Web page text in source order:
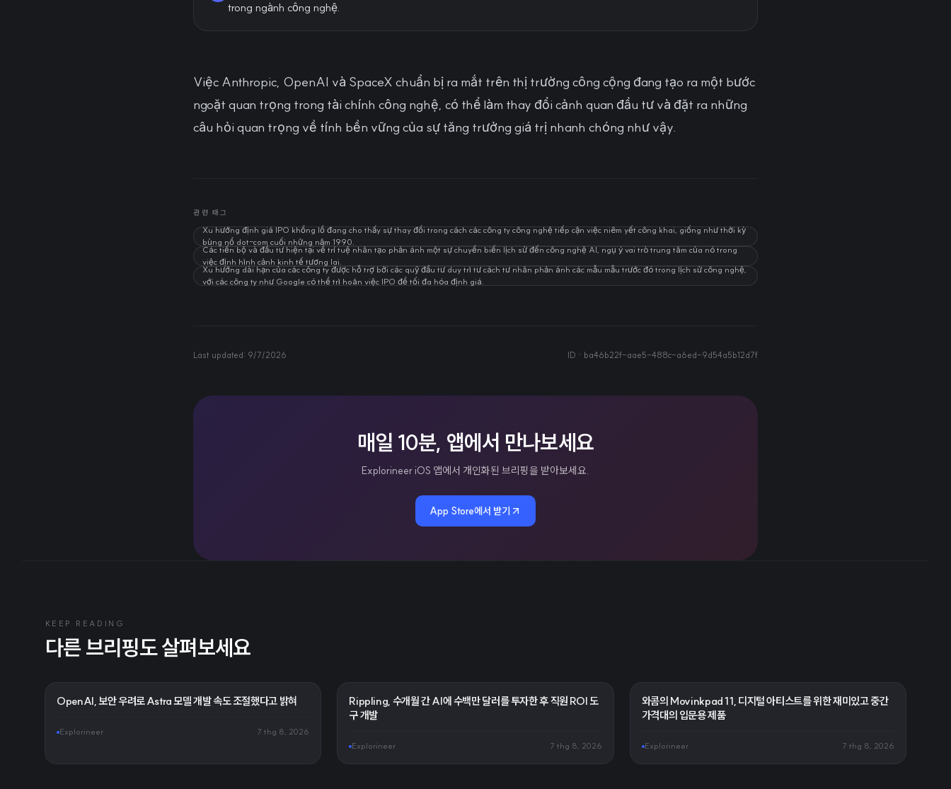
trong ngành công nghệ.
Việc Anthropic, OpenAI và SpaceX chuẩn bị ra mắt trên thị trường công cộng đang tạo ra một bước
ngoặt quan trọng trong tài chính công nghệ, có thể làm thay đổi cảnh quan đầu tư và đặt ra những
câu hỏi quan trọng về tính bền vững của sự tăng trưởng giá trị nhanh chóng như vậy.
관련 태그
Xu hướng định giá IPO khổng lồ đang cho thấy sự thay đổi trong cách các công ty công nghệ tiếp cận việc niêm yết công khai, giống như thời kỳ
bùng nổ dot-com cuối những năm 1990.
Các tiến bộ và đầu tư hiện tại về trí tuệ nhân tạo phản ánh một sự chuyển biến lịch sử đến công nghệ AI, ngụ ý vai trò trung tâm của nó trong
việc định hình cảnh kinh tế tương lai.
Xu hướng dài hạn của các công ty được hỗ trợ bởi các quỹ đầu tư duy trì tư cách tư nhân phản ánh các mẫu mẫu trước đó trong lịch sử công nghệ,
với các công ty như Google có thể trì hoãn việc IPO để tối đa hóa định giá.
Last updated: 9/7/2026 ID · ba46b22f-aae5-488c-a6ed-9d54a5b12d7f
매일 10분, 앱에서 만나보세요
Explorineer iOS 앱에서 개인화된 브리핑을 받아보세요.
App Store에서 받기
KEEP READING
다른 브리핑도 살펴보세요
OpenAI, 보안 우려로 Astra 모델 개발 속도 조절했다고 밝혀
Explorineer 7 thg 8, 2026
Rippling, 수개월 간 AI에 수백만 달러를 투자한 후 직원 ROI 도
구 개발
Explorineer 7 thg 8, 2026
와콤의 Movinkpad 11, 디지털 아티스트를 위한 재미있고 중간
가격대의 입문용 제품
Explorineer 7 thg 8, 2026